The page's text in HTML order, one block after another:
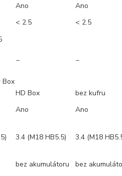
Ano
Ano
< 2.5 < 2.5
Box
− −
HD Box
bez kufru
Ano
Ano
3.4 (M18 HB5.5) 3.4 (M18
bez akumulátoru
bez